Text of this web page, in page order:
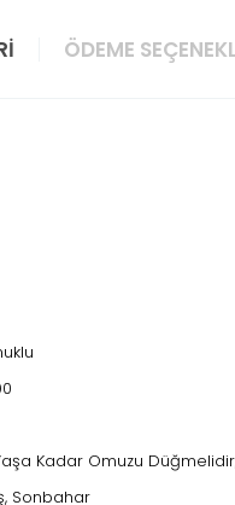
ÖDEME
Kadar Omuzu Düğmelidir,
Sonbahar